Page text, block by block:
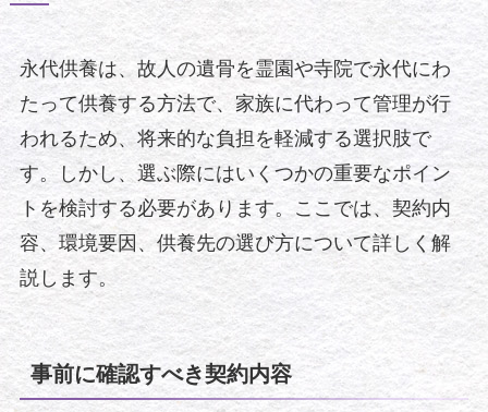
永代供養は、故人の遺骨を霊園や寺院で永代にわ
たって供養する方法で、家族に代わって管理が行
われるため、将来的な負担を軽減する選択肢で
す。しかし、選ぶ際にはいくつかの重要なポイン
トを検討する必要があります。ここでは、契約内
容、環境要因、供養先の選び方について詳しく解
説します。
事前に確認すべき契約内容